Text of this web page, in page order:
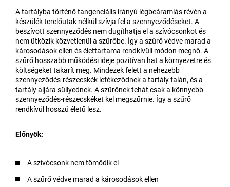
A tartályba történő tangenciális irányú légbeáramlás révén a
készülék terelőutak nélkül szívja fel a szennyeződéseket. A
beszívott szennyeződés nem dugíthatja el a szívócsonkot és
nem ütközik közvetlenül a szűrőbe. Így a szűrő védve marad a
károsodások ellen és élettartama rendkívüli módon megnő. A
szűrő hosszabb működési ideje pozitívan hat a környezetre és
költségeket takarít meg. Mindezek felett a nehezebb
szennyeződés-részecskék lefékeződnek a tartály falán, és a
tartály aljára süllyednek. A szűrőnek tehát csak a könnyebb
szennyeződés-részecskéket kel megszűrnie. Így a szűrő
rendkívül hosszú életű lesz.
Előnyök:
A szívócsonk nem tömődik el
A szűrő védve marad a károsodások ellen